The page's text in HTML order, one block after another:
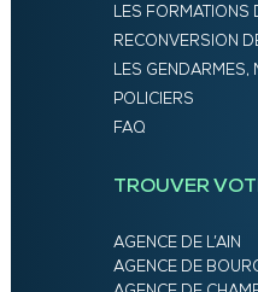
LES FORMATIONS
RECONVERSION
LES GENDARMES,
POLICIERS
FAQ
TROUVER
AGENCE DE L’AIN
AGENCE DE